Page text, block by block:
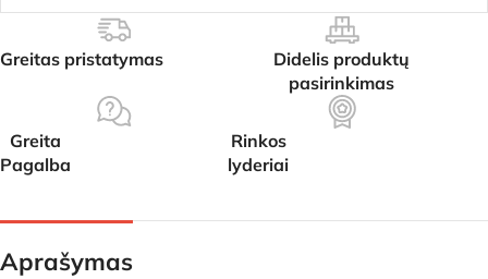
Greitas pristatymas
Didelis produktų
pasirinkimas
Greita
Pagalba
Rinkos
lyderiai
Aprašymas